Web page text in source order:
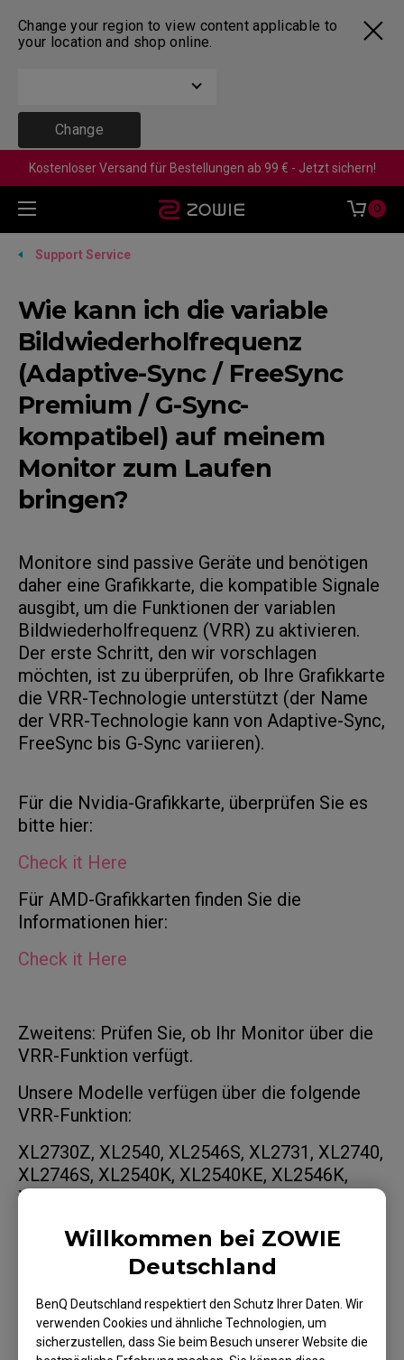
Change your region to view content applicable to
your location and shop online.
Change
Willkommen bei ZOWIE
Deutschland
BenQ Deutschland respektiert den Schutz Ihrer Daten. Wir
verwenden Cookies und ähnliche Technologien, um
sicherzustellen, dass Sie beim Besuch unserer Website die
Kostenloser Versand für Bestellungen ab 99 € - Jetzt sichern!
0
Support Service
Wie kann ich die variable
Bildwiederholfrequenz
(Adaptive-Sync / FreeSync
Premium / G-Sync-
kompatibel) auf meinem
Monitor zum Laufen
bringen?
Monitore sind passive Geräte und benötigen
daher eine Grafikkarte, die kompatible Signale
ausgibt, um die Funktionen der variablen
Bildwiederholfrequenz (VRR) zu aktivieren.
Der erste Schritt, den wir vorschlagen
möchten, ist zu überprüfen, ob Ihre Grafikkarte
die VRR-Technologie unterstützt (der Name
der VRR-Technologie kann von Adaptive-Sync,
FreeSync bis G-Sync variieren).
Für die Nvidia-Grafikkarte, überprüfen Sie es
bitte hier:
Check it Here
Für AMD-Grafikkarten finden Sie die
Informationen hier:
Check it Here
Zweitens: Prüfen Sie, ob Ihr Monitor über die
VRR-Funktion verfügt.
Unsere Modelle verfügen über die folgende
VRR-Funktion:
XL2730Z, XL2540, XL2546S, XL2731, XL2740,
XL2746S, XL2540K, XL2540KE, XL2546K,
XL2731K, XL2746K, XL2566K.
So aktivieren Sie FreeSync über die
Grafikkarteneinstellungen:
How to Enable Radeon™ FreeSync™